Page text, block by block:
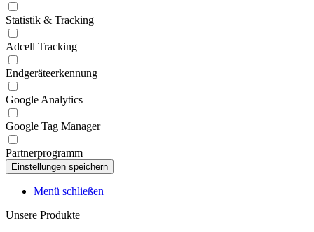
Statistik & Tracking
Adcell Tracking
Endgeräteerkennung
Google Analytics
Google Tag Manager
Partnerprogramm
Menü schließen
Unsere Produkte